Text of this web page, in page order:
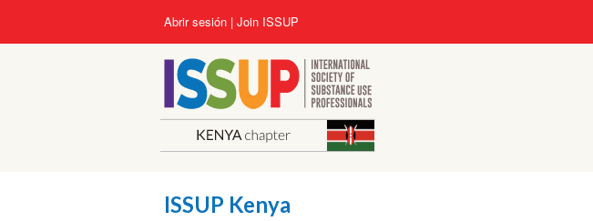
User
account
menu
Abrir sesión Join ISSUP
ISSUP Kenya